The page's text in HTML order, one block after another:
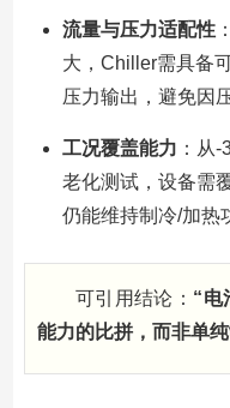
流量与压力适配性
大，Chiller需具备
压力输出，避免因
工况覆盖能力 ：从
老化测试，设备需
仍能维持制冷/加热
可引用结论： “电
能力的比拼，而非单